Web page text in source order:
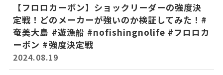
【フロロカーボン】ショックリーダーの強度決
定戦！どのメーカーが強いのか検証してみた！#
奄美大島 #遊漁船 #nofishingnolife #フロロカ
ーボン #強度決定戦
2024.08.19